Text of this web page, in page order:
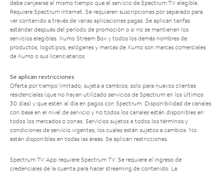
debe canjearse al mismo tiempo que el servicio de Spectrum TV elegible.
Requiere Spectrum Internet. Se requieren suscripciones por separado para
ver contenido a través de varias aplicaciones pagas. Se aplican tarifas
estándar después del período de promoción o si no se mantienen los
servicios elegibles. Xumo Stream Box y todos los demás nombres de
productos, logotipos, eslóganes y marcas de Xumo son marcas comerciales
de Xumo o sus licenciatarios.
Se aplican restricciones
Oferta por tiempo limitado; sujeta a cambios; solo para nuevos clientes
residenciales (que no hayan utilizado servicios de Spectrum en los últimos
30 días) y que estén al día en pagos con Spectrum. Disponibilidad de canales
con base en el nivel de servicio y no todos los canales están disponibles en
todos los mercados o zonas. Servicios sujetos a todos los términos y
condiciones de servicio vigentes, los cuales están sujetos a cambios. No
están disponibles en todas las áreas. Se aplican restricciones.
Spectrum TV App requiere Spectrum TV. Se requiere el ingreso de
credenciales de la cuenta para hacer streaming de contenido. La